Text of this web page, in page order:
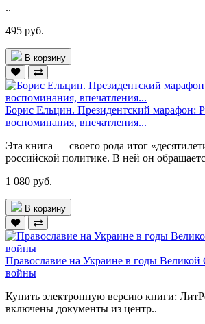
..
495 руб.
В корзину
Борис Ельцин. Президентский марафон:
воспоминания, впечатления...
Эта книга — своего рода итог
российской политике. В ней он
1 080 руб.
В корзину
Православие на Украине в годы Великой
войны
Купить электронную версию книги:
включены документы из центр..